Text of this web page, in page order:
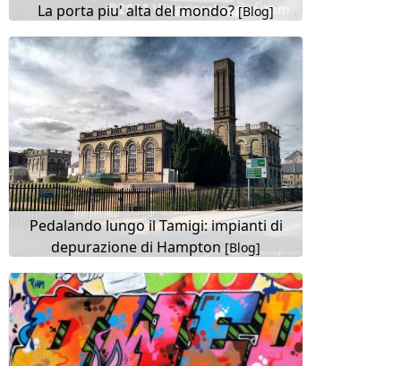
La porta piu' alta del mondo?[Blog]
Pedalando lungo il Tamigi: impianti di
depurazione di Hampton [Blog]